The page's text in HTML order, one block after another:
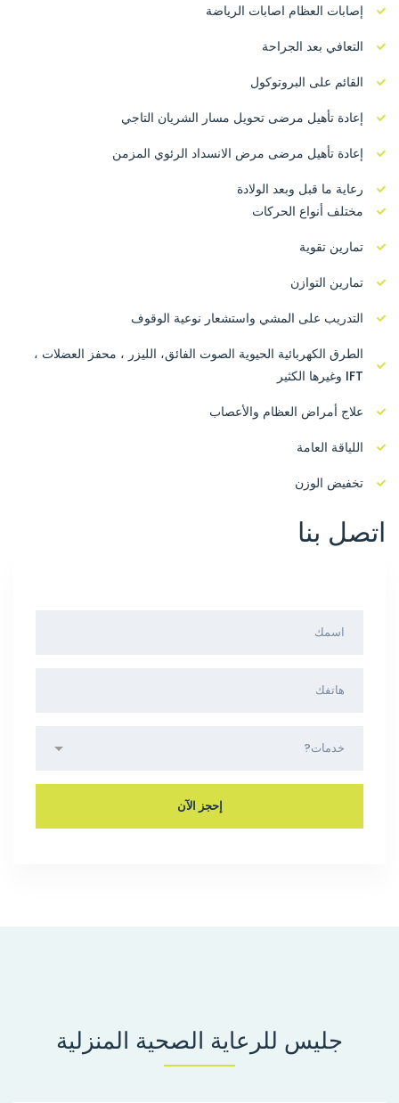
إصابات العظام اصابات الرياضة
التعافي بعد الجراحة
القائم على البروتوكول
إعادة تأهيل مرضى تحويل مسار الشريان التاجي
إعادة تأهيل مرضى مرض الانسداد الرئوي المزمن
رعاية ما قبل وبعد الولادة
مختلف أنواع الحركات
تمارين تقوية
تمارين التوازن
التدريب على المشي واستشعار نوعية الوقوف
الطرق الكهربائية الحيوية الصوت الفائق، الليزر ، محفز العضلات ،
IFT وغيرها الكثير
علاج أمراض العظام والأعصاب
اللياقة العامة
تخفيض الوزن
اتصل بنا
جليس للرعاية الصحية المنزلية